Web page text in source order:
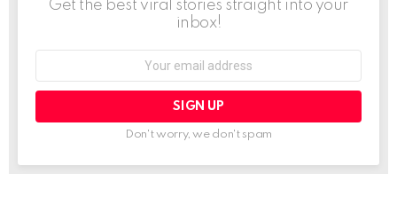
Get the best viral stories straight into your
inbox!
Don't worry, we don't spam